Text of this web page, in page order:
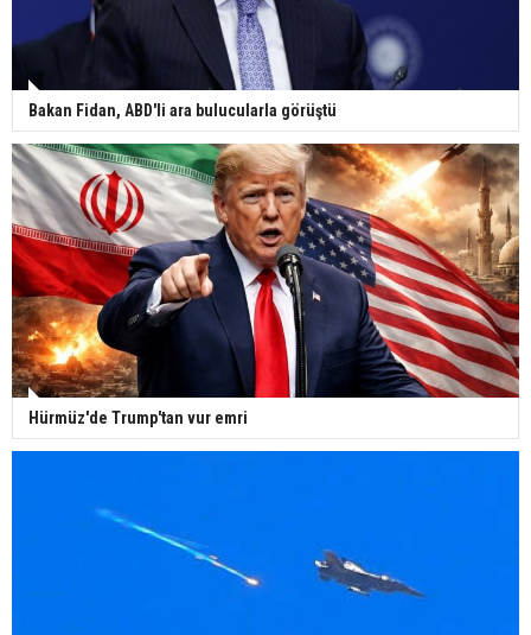
Bakan Fidan, ABD'li ara bulucularla görüştü
Hürmüz'de Trump'tan vur emri